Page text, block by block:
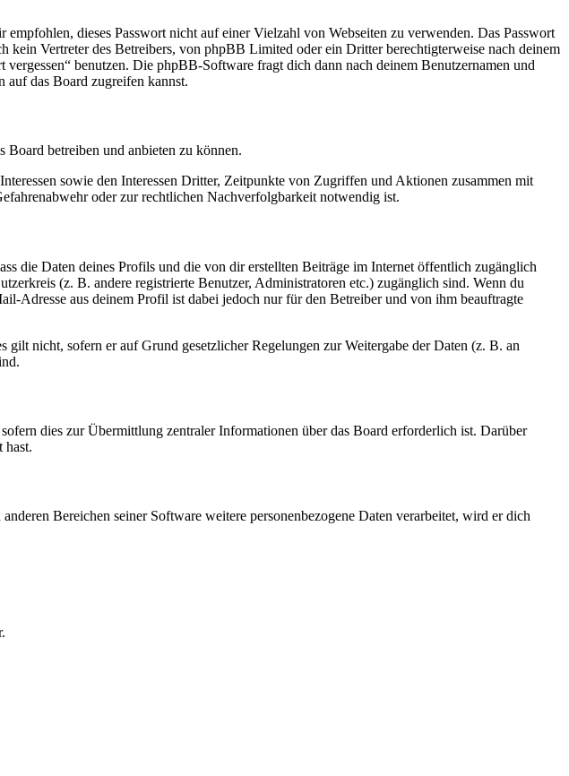
dieses Passwort nicht auf einer Vielzahl von Webseiten zu verwenden. Das Passwort
Vertreter des Betreibers, von phpBB Limited oder ein Dritter berechtigterweise nach deinem
benutzen. Die phpBB-Software fragt dich dann nach deinem Benutzernamen und
auf das Board zugreifen kannst.
Board betreiben und anbieten zu können.
sowie den Interessen Dritter, Zeitpunkte von Zugriffen und Aktionen zusammen mit
oder zur rechtlichen Nachverfolgbarkeit notwendig ist.
die Daten deines Profils und die von dir erstellten Beiträge im Internet öffentlich zugänglich
(z. B. andere registrierte Benutzer, Administratoren etc.) zugänglich sind. Wenn du
Adresse aus deinem Profil ist dabei jedoch nur für den Betreiber und von ihm beauftragte
nicht, sofern er auf Grund gesetzlicher Regelungen zur Weitergabe der Daten (z. B. an
dies zur Übermittlung zentraler Informationen über das Board erforderlich ist. Darüber
hast.
Bereichen seiner Software weitere personenbezogene Daten verarbeitet, wird er dich